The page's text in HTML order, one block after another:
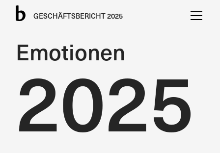
GESCHÄFTSBERICHT 2025
Emotionen
2025